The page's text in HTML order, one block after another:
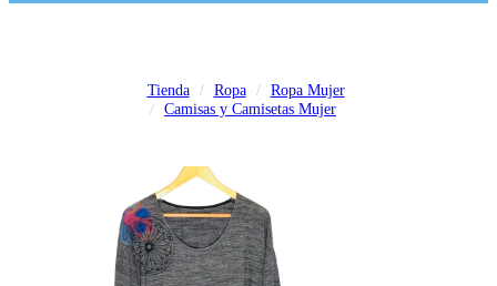
Tienda Ropa
Ropa Mujer
Camisas y Camisetas Mujer